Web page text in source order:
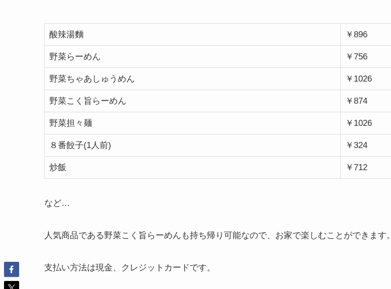
酸辣湯麵 ￥896
野菜らーめん ￥756
野菜ちゃあしゅうめん ￥1026
野菜こく旨らーめん ￥874
野菜担々麺 ￥1026
８番餃子(1人前) ￥324
炒飯 ￥712
など…
人気商品である野菜こく旨らーめんも持ち帰り可能なので、お家で楽しむことができます。
支払い方法は現金、クレジットカードです。